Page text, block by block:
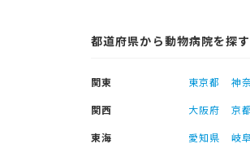
都道府県から動物病院を探す
関東 東京都 神
関西
大阪府 京
東海
愛知県 岐